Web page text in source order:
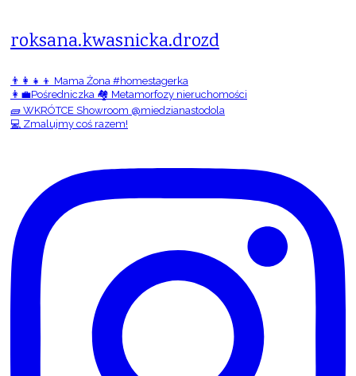
roksana.kwasnicka.drozd
👨‍👩‍👧‍👦 Mama Żona #homestagerka
👩‍💼Pośredniczka 🏘️ Metamorfozy nieruchomości
🧱 WKRÓTCE Showroom @miedzianastodola
💻 Zmalujmy coś razem!